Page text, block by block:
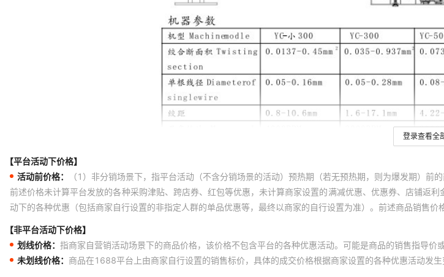
登录查看全
【平台活动下价格】
活动前价格：
（1）非分销场景下，指平台活动（不含分销场景的活动）预热期（若无预热期，则为爆发期）
前述价格未计算平台发放的各种采购津贴、跨店券、红包等优惠，未计算商家设置的满减优惠、优惠券、店铺返
动下的各种优惠（包括商家自行设置的非指定人群的单品优惠等，最终以商家的自行设置为准）。前述商品销售
【非平台活动下价格】
划线价格： 指商家自营销活动场景下的商品价格，该价格不包含平台的各种优惠活动。可能是商品的销售指导价
未划线价格： 商品在1688平台上由商家自行设置的销售标价，具体的成交价格根据商家设置的各种优惠活动发生